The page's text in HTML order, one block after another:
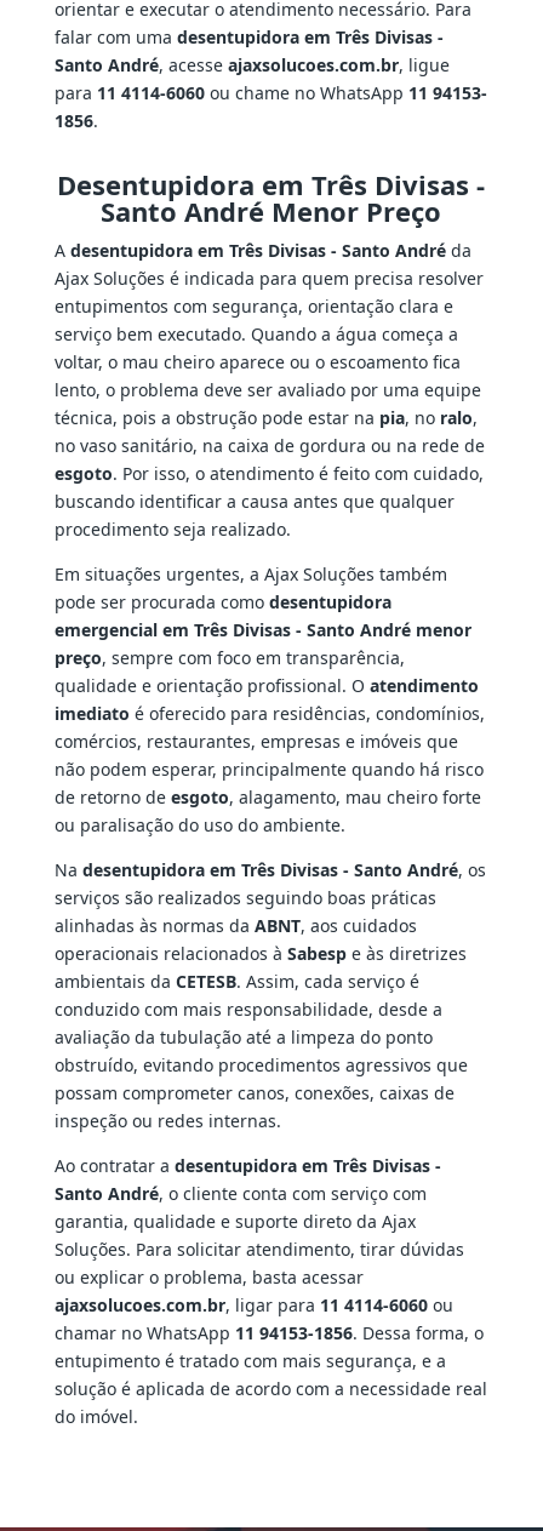
orientar e executar o atendimento necessário. Para
falar com uma desentupidora em Três Divisas -
Santo André, acesse ajaxsolucoes.com.br, ligue
para 11 4114-6060ou chame no WhatsApp 11 94153-
1856.
Desentupidora em Três Divisas -
Santo André Menor Preço
A desentupidora em Três Divisas - Santo Andréda
Ajax Soluções é indicada para quem precisa resolver
entupimentos com segurança, orientação clara e
serviço bem executado. Quando a água começa a
voltar, o mau cheiro aparece ou o escoamento fica
lento, o problema deve ser avaliado por uma equipe
técnica, pois a obstrução pode estar na pia, no ralo,
no vaso sanitário, na caixa de gordura ou na rede de
esgoto. Por isso, o atendimento é feito com cuidado,
buscando identificar a causa antes que qualquer
procedimento seja realizado.
Em situações urgentes, a Ajax Soluções também
pode ser procurada como desentupidora
emergencial em Três Divisas - Santo André menor
preço, sempre com foco em transparência,
qualidade e orientação profissional. O atendimento
imediato é oferecido para residências, condomínios,
comércios, restaurantes, empresas e imóveis que
não podem esperar, principalmente quando há risco
de retorno de esgoto, alagamento, mau cheiro forte
ou paralisação do uso do ambiente.
Na desentupidora em Três Divisas - Santo André, os
serviços são realizados seguindo boas práticas
alinhadas às normas da ABNT, aos cuidados
operacionais relacionados à Sabespe às diretrizes
ambientais da CETESB. Assim, cada serviço é
conduzido com mais responsabilidade, desde a
avaliação da tubulação até a limpeza do ponto
obstruído, evitando procedimentos agressivos que
possam comprometer canos, conexões, caixas de
inspeção ou redes internas.
Ao contratar a desentupidora em Três Divisas -
Santo André, o cliente conta com serviço com
garantia, qualidade e suporte direto da Ajax
Soluções. Para solicitar atendimento, tirar dúvidas
ou explicar o problema, basta acessar
ajaxsolucoes.com.br, ligar para 11 4114-6060ou
chamar no WhatsApp 11 94153-1856. Dessa forma, o
entupimento é tratado com mais segurança, e a
solução é aplicada de acordo com a necessidade real
do imóvel.